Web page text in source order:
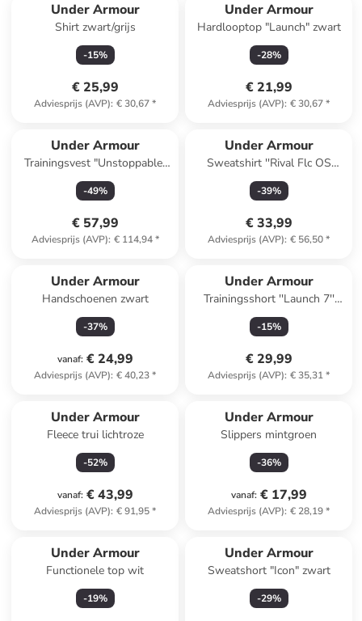
Under Armour
Shirt zwart/grijs
-15%
€ 25,99
Adviesprijs (AVP): € 30,67*
Under Armour
Hardlooptop "Launch" zwart
-28%
€ 21,99
Adviesprijs (AVP): € 30,67*
Under Armour
Trainingsvest "Unstoppable"
antraciet
-49%
€ 57,99
Adviesprijs (AVP): € 114,94*
Under Armour
Sweatshirt ''Rival Flc OS
Varsity'' lichtroze
-39%
€ 33,99
Adviesprijs (AVP): € 56,50*
Under Armour
Handschoenen zwart
-37%
vanaf: € 24,99
Adviesprijs (AVP): € 40,23*
Under Armour
Trainingsshort ''Launch 7''
turquoise
-15%
€ 29,99
Adviesprijs (AVP): € 35,31*
Under Armour
Fleece trui lichtroze
-52%
vanaf: € 43,99
Adviesprijs (AVP): € 91,95*
Under Armour
Slippers mintgroen
-36%
vanaf: € 17,99
Adviesprijs (AVP): € 28,19*
Under Armour
Functionele top wit
-19%
Under Armour
Sweatshort "Icon" zwart
-29%